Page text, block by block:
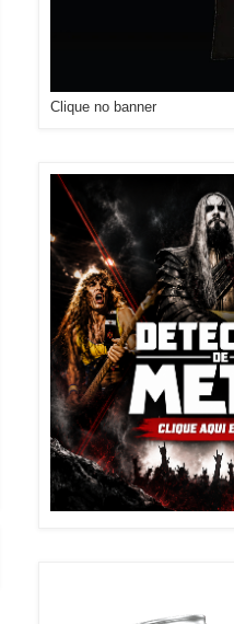
Clique no banner